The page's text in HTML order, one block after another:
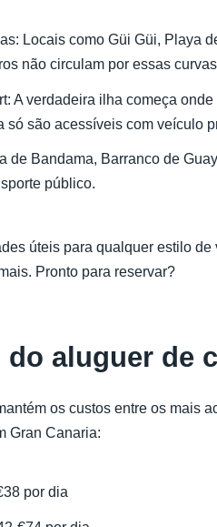
Locais como Güi Güi, Playa
não circulam por essas
A verdadeira ilha começa
só são acessíveis com veículo
de Bandama, Barranco de
público.
úteis para qualquer estilo
Pronto para reservar?
aluguer de
os custos entre os mais
Gran Canaria:
por dia